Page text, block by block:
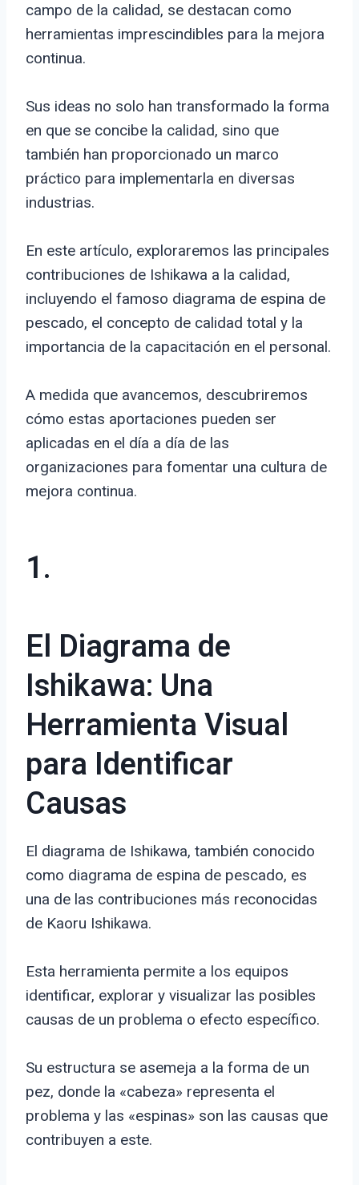
campo de la calidad, se destacan como
herramientas imprescindibles para la mejora
continua.
Sus ideas no solo han transformado la forma
en que se concibe la calidad, sino que
también han proporcionado un marco
práctico para implementarla en diversas
industrias.
En este artículo, exploraremos las principales
contribuciones de Ishikawa a la calidad,
incluyendo el famoso diagrama de espina de
pescado, el concepto de calidad total y la
importancia de la capacitación en el personal.
A medida que avancemos, descubriremos
cómo estas aportaciones pueden ser
aplicadas en el día a día de las
organizaciones para fomentar una cultura de
mejora continua.
1.
El Diagrama de
Ishikawa: Una
Herramienta Visual
para Identificar
Causas
El diagrama de Ishikawa, también conocido
como diagrama de espina de pescado, es
una de las contribuciones más reconocidas
de Kaoru Ishikawa.
Esta herramienta permite a los equipos
identificar, explorar y visualizar las posibles
causas de un problema o efecto específico.
Su estructura se asemeja a la forma de un
pez, donde la «cabeza» representa el
problema y las «espinas» son las causas que
contribuyen a este.